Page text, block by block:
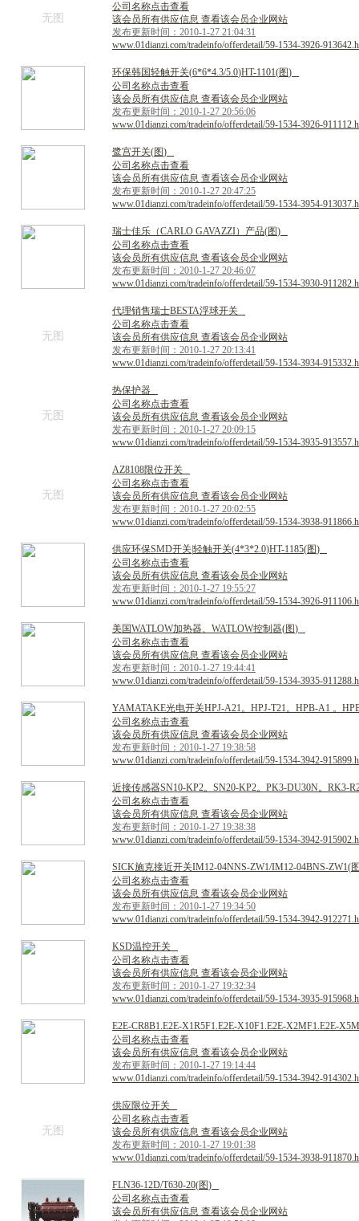
无图
公司名称点击查看
该会员所有供应信息 查看该会员企业网站
发布更新时间：2010-1-27 21:04:31
www.01dianzi.com/tradeinfo/offerdetail/59-1534-3926-
环保韩国轻触开关(6*6*4.3/5.0)HT-1101(图)
公司名称点击查看
该会员所有供应信息 查看该会员企业网站
发布更新时间：2010-1-27 20:56:06
www.01dianzi.com/tradeinfo/offerdetail/59-1534-3926-
鹭宫开关(图)
公司名称点击查看
该会员所有供应信息 查看该会员企业网站
发布更新时间：2010-1-27 20:47:25
www.01dianzi.com/tradeinfo/offerdetail/59-1534-3954-
瑞士佳乐 （CARLO GAVAZZI） 产品(图)
公司名称点击查看
该会员所有供应信息 查看该会员企业网站
发布更新时间：2010-1-27 20:46:07
www.01dianzi.com/tradeinfo/offerdetail/59-1534-3930-
无图
代理销售瑞士BESTA浮球开关
公司名称点击查看
该会员所有供应信息 查看该会员企业网站
发布更新时间：2010-1-27 20:13:41
www.01dianzi.com/tradeinfo/offerdetail/59-1534-3934-
无图
热保护器
公司名称点击查看
该会员所有供应信息 查看该会员企业网站
发布更新时间：2010-1-27 20:09:15
www.01dianzi.com/tradeinfo/offerdetail/59-1534-3935-
无图
AZ8108限位开关
公司名称点击查看
该会员所有供应信息 查看该会员企业网站
发布更新时间：2010-1-27 20:02:55
www.01dianzi.com/tradeinfo/offerdetail/59-1534-3938-
供应环保SMD开关轻触开关(4*3*2.0)HT-1185(图)
公司名称点击查看
该会员所有供应信息 查看该会员企业网站
发布更新时间：2010-1-27 19:55:27
www.01dianzi.com/tradeinfo/offerdetail/59-1534-3926-
美国WATLOW加热器、 WATLOW控制 器(图)
公司名称点击查看
该会员所有供应信息 查看该会员企业网站
发布更新时间：2010-1-27 19:44:41
www.01dianzi.com/tradeinfo/offerdetail/59-1534-3935-
YAMATAKE光电开关HPJ-A21。 HPJ-T21。 HPB-A1 。 HP
公司名称点击查看
该会员所有供应信息 查看该会员企业网站
发布更新时间：2010-1-27 19:38:58
www.01dianzi.com/tradeinfo/offerdetail/59-1534-3942-
近接传感器SN10-KP2。 SN20-KP2。 PK3-DU30N。 RK3-R
公司名称点击查看
该会员所有供应信息 查看该会员企业网站
发布更新时间：2010-1-27 19:38:38
www.01dianzi.com/tradeinfo/offerdetail/59-1534-3942-
SICK施克接近开关IM12-04NNS-ZW1/IM12-04BNS-ZW1(
公司名称点击查看
该会员所有供应信息 查看该会员企业网站
发布更新时间：2010-1-27 19:34:50
www.01dianzi.com/tradeinfo/offerdetail/59-1534-3942-
KSD温控开关
公司名称点击查看
该会员所有供应信息 查看该会员企业网站
发布更新时间：2010-1-27 19:32:34
www.01dianzi.com/tradeinfo/offerdetail/59-1534-3935-
E2E-CR8B1.E2E-X1R5F1.E2E-X10F1.E2E-X2MF1.E2E-X5M
公司名称点击查看
该会员所有供应信息 查看该会员企业网站
发布更新时间：2010-1-27 19:14:44
www.01dianzi.com/tradeinfo/offerdetail/59-1534-3942-
无图
供应限位开关
公司名称点击查看
该会员所有供应信息 查看该会员企业网站
发布更新时间：2010-1-27 19:01:38
www.01dianzi.com/tradeinfo/offerdetail/59-1534-3938-
FLN36-12D/T630-20(图)
公司名称点击查看
该会员所有供应信息 查看该会员企业网站